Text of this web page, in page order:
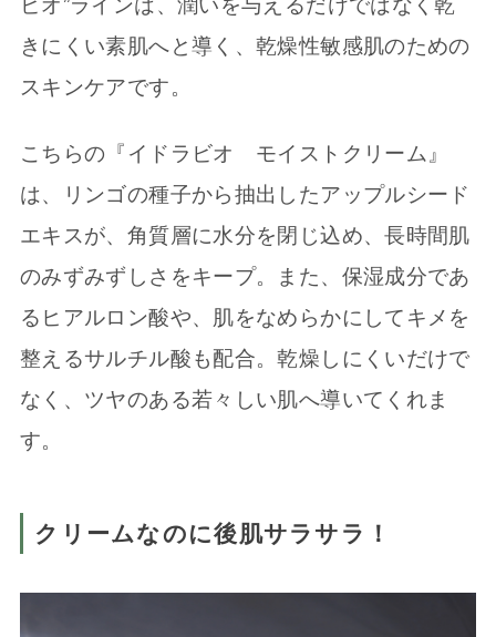
ビオ”ラインは、潤いを与えるだけではなく乾
きにくい素肌へと導く、乾燥性敏感肌のための
スキンケアです。
こちらの『イドラビオ モイストクリーム』
は、リンゴの種子から抽出したアップルシード
エキスが、角質層に水分を閉じ込め、長時間肌
のみずみずしさをキープ。また、保湿成分であ
るヒアルロン酸や、肌をなめらかにしてキメを
整えるサルチル酸も配合。乾燥しにくいだけで
なく、ツヤのある若々しい肌へ導いてくれま
す。
クリームなのに後肌サラサラ！